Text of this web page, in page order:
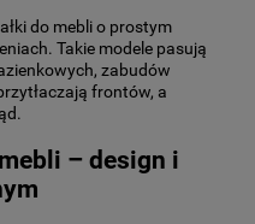
do mebli o prostym
Takie modele pasują
zabudów
frontów, a
– design i